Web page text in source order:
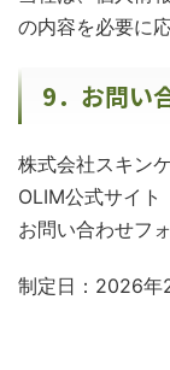
の内容を必要に
9．お問い
株式会社スキン
OLIM公式サイト
お問い合わせフ
制定日：2026年